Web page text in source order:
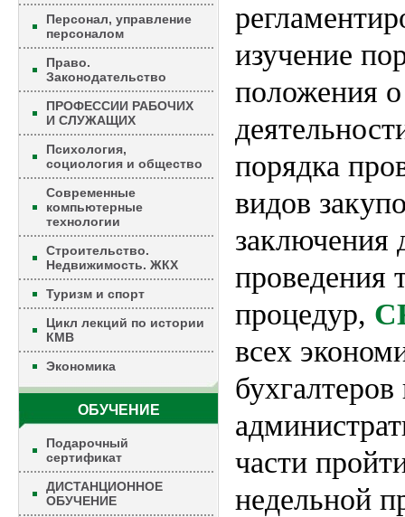
Персонал, управление
персоналом
Право.
Законодательство
ПРОФЕССИИ РАБОЧИХ
И СЛУЖАЩИХ
Психология,
социология и общество
Современные
компьютерные
технологии
Строительство.
Недвижимость. ЖКХ
Туризм и спорт
Цикл лекций по истории
КМВ
Экономика
ОБУЧЕНИЕ
Подарочный
сертификат
ДИСТАНЦИОННОЕ
ОБУЧЕНИЕ
изучение
положения
порядка
видов
заключения
проведения
процедур,
всех
части
недельной